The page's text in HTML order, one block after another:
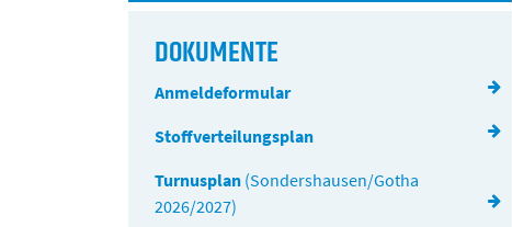
DOKUMENTE
Anmeldeformular
Stoffverteilungsplan
Turnusplan (Sondershausen/Gotha
2026/2027)